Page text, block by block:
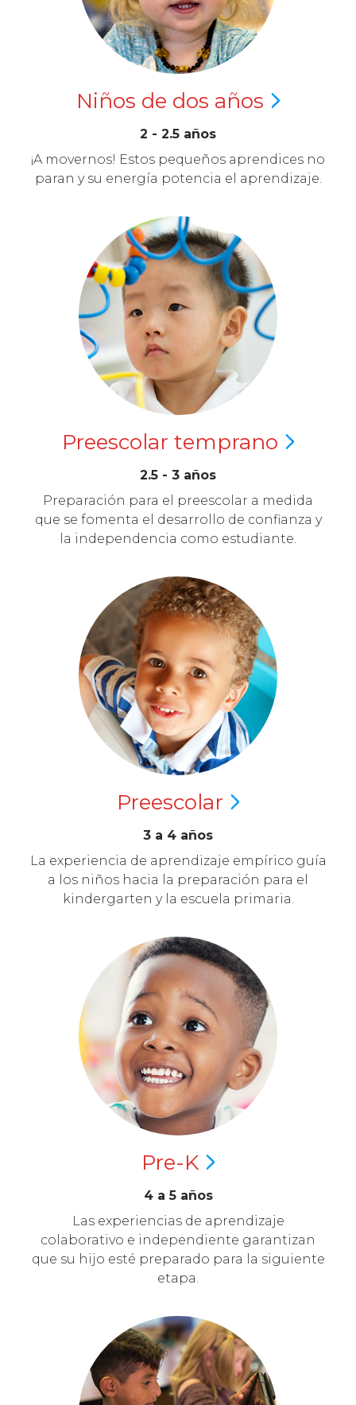
Niños de dos años
2 - 2.5 años
¡A movernos! Estos pequeños aprendices no
paran y su energía potencia el aprendizaje.
Preescolar temprano
2.5 - 3 años
Preparación para el preescolar a medida
que se fomenta el desarrollo de confianza y
la independencia como estudiante.
Preescolar
3 a 4 años
La experiencia de aprendizaje empírico guía
a los niños hacia la preparación para el
kindergarten y la escuela primaria.
Pre-K
4 a 5 años
Las experiencias de aprendizaje
colaborativo e independiente garantizan
que su hijo esté preparado para la siguiente
etapa.